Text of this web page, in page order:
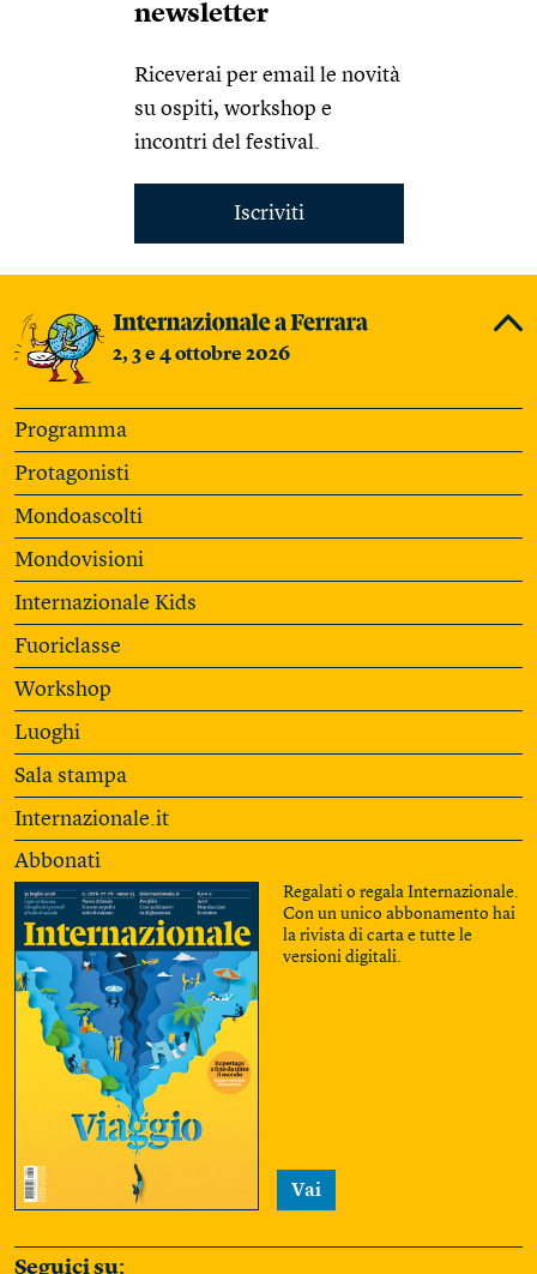
newsletter
Riceverai per email le novità
su ospiti, workshop e
incontri del festival.
Iscriviti
2, 3 e 4 ottobre 2026
Programma
Protagonisti
Mondoascolti
Mondovisioni
Internazionale Kids
Fuoriclasse
Workshop
Luoghi
Sala stampa
Internazionale.it
Abbonati
Regalati o regala Internazionale.
Con un unico abbonamento hai
la rivista di carta e tutte le
versioni digitali.
Vai
Seguici su: